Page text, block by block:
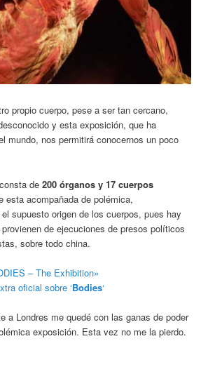
propio cuerpo, pese a ser tan cercano,
y esta exposición, que ha
mundo, nos permitirá conocernos un poco
de200 órganos y 17 cuerpos
esta acompañada de polémica,
supuesto origen de los cuerpos, pues hay
de ejecuciones de presos políticos
sobre todo china.
– The Exhibition»
oficial sobre ‘Bodies‘
a Londres me quedé con las ganas de poder
exposición. Esta vez no me la pierdo.